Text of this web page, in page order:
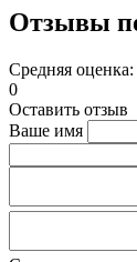
Отзывы
Средняя оценка:
0
Оставить отзыв
Ваше имя